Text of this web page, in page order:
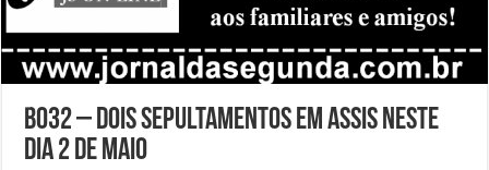
B032 – Dois sepultamentos em Assis neste
dia 2 de maio